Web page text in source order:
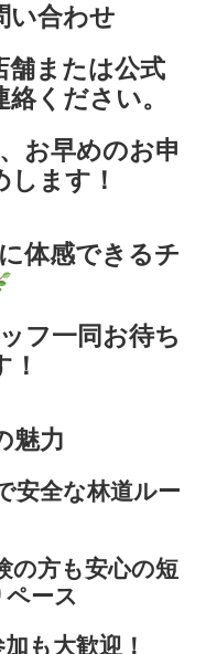
い合わせ
舗または公式
ください。
お早めのお申
します！
体感できるチ
フ一同お待ち
魅力
安全な林道ルー
の方も安心の短
ース
も大歓迎！